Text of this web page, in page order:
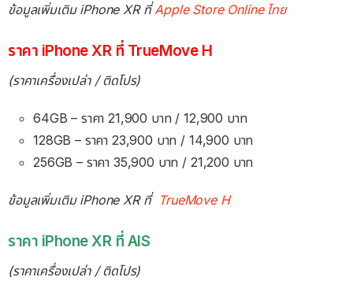
ข้อมูลเพิ่มเติม iPhone XR ที่Apple Store Online ไทย
ราคา iPhone XR ที่ TrueMove H
(ราคาเครื่องเปล่า / ติดโปร)
64GB – ราคา 21,900 บาท / 12,900 บาท
128GB – ราคา 23,900 บาท / 14,900 บาท
256GB – ราคา 35,900 บาท / 21,200 บาท
ข้อมูลเพิ่มเติม iPhone XR ที่ TrueMove H
ราคา iPhone XR ที่ AIS
(ราคาเครื่องเปล่า / ติดโปร)